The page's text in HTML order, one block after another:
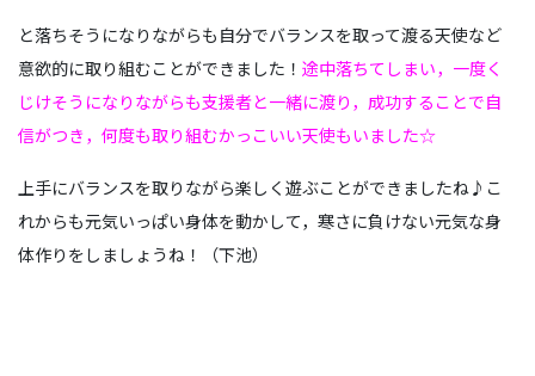
と落ちそうになりながらも自分でバランスを取って渡る天使など
意欲的に取り組むことができました！ 途中落ちてしまい，一度く
じけそうになりながらも支援者と一緒に渡り，成功することで自
信がつき，何度も取り組むかっこいい天使もいました☆
上手にバランスを取りながら楽しく遊ぶことができましたね♪こ
れからも元気いっぱい身体を動かして，寒さに負けない元気な身
体作りをしましょうね！（下池）